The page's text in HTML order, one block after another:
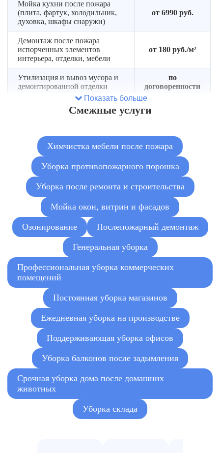
Мойка кухни после пожара
(плита, фартук, холодильник,
духовка, шкафы снаружи)
от 6990 руб.
Демонтаж после пожара
испорченных элементов
интерьера, отделки, мебели
от 180 руб./м²
Утилизация и вывоз мусора и
демонтированной отделки
по
договоренности
Подача газели под вывоз
от 6 000 руб.
сгоревшего мусора
от 7 000 руб.
Очистка от сажи и копоти
пострадавших поверхностей
от 180 руб./м²
Мойка окон, дверей,
радиаторов, бытовой техники,
сантехники, светильников и
т.д.
от 180 руб./шт.
Химчистка мягкой мебели от 1 500 руб.
Показать больше
Cмежные услуги
Химчистка мебели после пожара
Уборка противопожарного порошка
Уборка после ремонта и строительства
Мойка окон, витрин и фасадов
Озонирование Послепожарный демонтаж
Генеральная уборка
Профессиональная уборка коммерческих
помещений
Постоянная уборка магазинов
Ежедневная уборка на производстве
Поддерживающая уборка офисов
Уборка балконов после задымления
Срочная уборка дома после домашних
животных
Уборка склада